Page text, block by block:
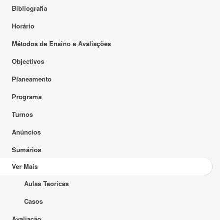
Bibliografia
Horário
Métodos de Ensino e Avaliações
Objectivos
Planeamento
Programa
Turnos
Anúncios
Sumários
Ver Mais
Aulas Teoricas
Casos